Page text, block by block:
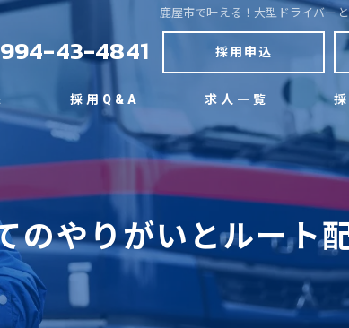
鹿屋市で叶える！大型ドライバー
43-4841 採用申込
採用Q&A 求人一覧
のやりがいとルート